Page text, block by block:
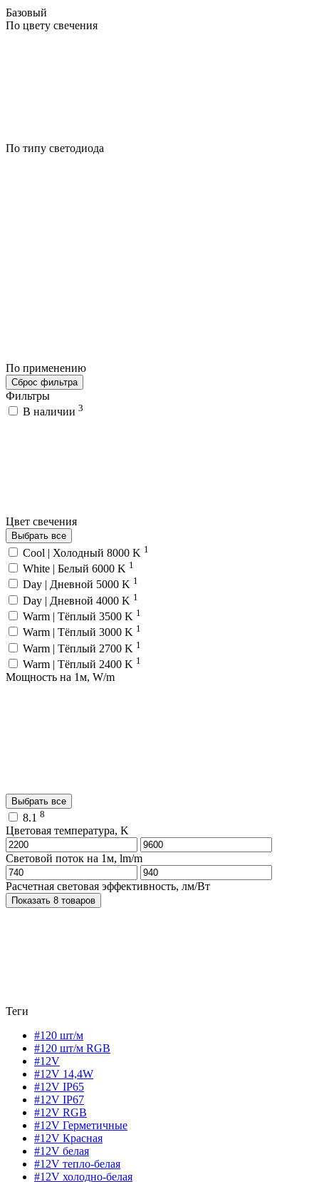
Базовый
По цвету свечения
По типу светодиода
По применению
Сброс фильтра
Фильтры
В наличии 3
Цвет свечения
Выбрать все
Cool | Холодный 8000 K 1
White | Белый 6000 K 1
Day | Дневной 5000 K 1
Day | Дневной 4000 K 1
Warm | Тёплый 3500 K 1
Warm | Тёплый 3000 K 1
Warm | Тёплый 2700 K 1
Warm | Тёплый 2400 K 1
Мощность на 1м, W/m
Выбрать все
8.1 8
Цветовая температура, K
Световой поток на 1м, lm/m
Расчетная световая эффективность, лм/Вт
Показать 8 товаров
Теги
#120 шт/м
#120 шт/м RGB
#12V
#12V 14,4W
#12V IP65
#12V IP67
#12V RGB
#12V Герметичные
#12V Красная
#12V белая
#12V тепло-белая
#12V холодно-белая